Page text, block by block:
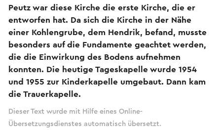
Peutz war diese Kirche die erste Kirche, die er
entworfen hat. Da sich die Kirche in der Nähe
einer Kohlengrube, dem Hendrik, befand, musste
besonders auf die Fundamente geachtet werden,
die die Einwirkung des Bodens aufnehmen
konnten. Die heutige Tageskapelle wurde 1954
und 1955 zur Kinderkapelle umgebaut. Dann kam
die Trauerkapelle.
Dieser Text wurde mit Hilfe eines Online-
Übersetzungsdienstes automatisch übersetzt.